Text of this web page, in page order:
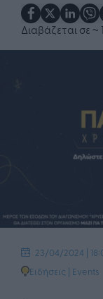
Διαβάζεται σε ~
23/04/2024 |
Ειδήσεις | Events